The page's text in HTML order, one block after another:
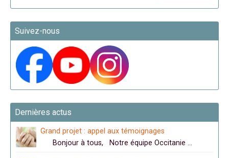
Suivez-nous
Dernières actus
Grand projet : appel aux témoignages
Bonjour à tous, Notre équipe Occitanie …